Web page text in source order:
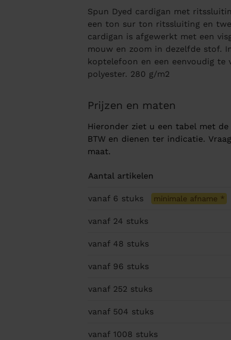
Spun Dyed cardigan met
een ton sur ton ritssluiting en
cardigan is afgewerkt met een
mouw en zoom in dezelfde stof.
koptelefoon en een eenvoudig te
polyester. 280 g/m2
Prijzen en maten
Hieronder ziet u een tabel met
BTW en dienen ter indicatie.
maat.
Aantal artikelen
vanaf 6 stuks minimale afname *
vanaf 24 stuks
vanaf 48 stuks
vanaf 96 stuks
vanaf 252 stuks
vanaf 504 stuks
vanaf 1008 stuks